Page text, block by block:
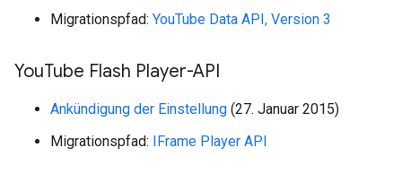
Migrationspfad: YouTube Data API, Version 3
YouTube Flash Player-API
Ankündigung der Einstellung (27. Januar 2015)
Migrationspfad: IFrame Player API